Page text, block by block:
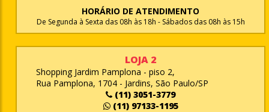
HORÁRIO DE ATENDIMENTO
De Segunda à Sexta das 08h às 18h - Sábados das 08h às 15h
LOJA 2
Shopping Jardim Pamplona - piso 2,
Rua Pamplona, 1704 - Jardins, São Paulo/SP
(11) 3051-3779
(11) 97133-1195